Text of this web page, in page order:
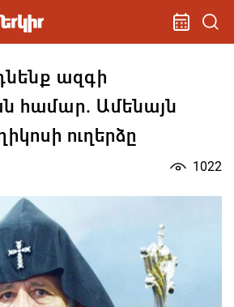
ազգի
համար. Ամենայն
ուղերձը
1022